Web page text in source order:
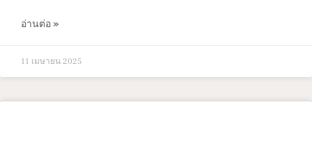
อ่านต่อ »
11 เมษายน 2025